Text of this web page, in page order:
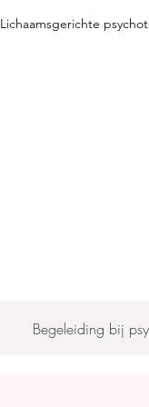
Lichaamsgerichte
Begeleiding bij